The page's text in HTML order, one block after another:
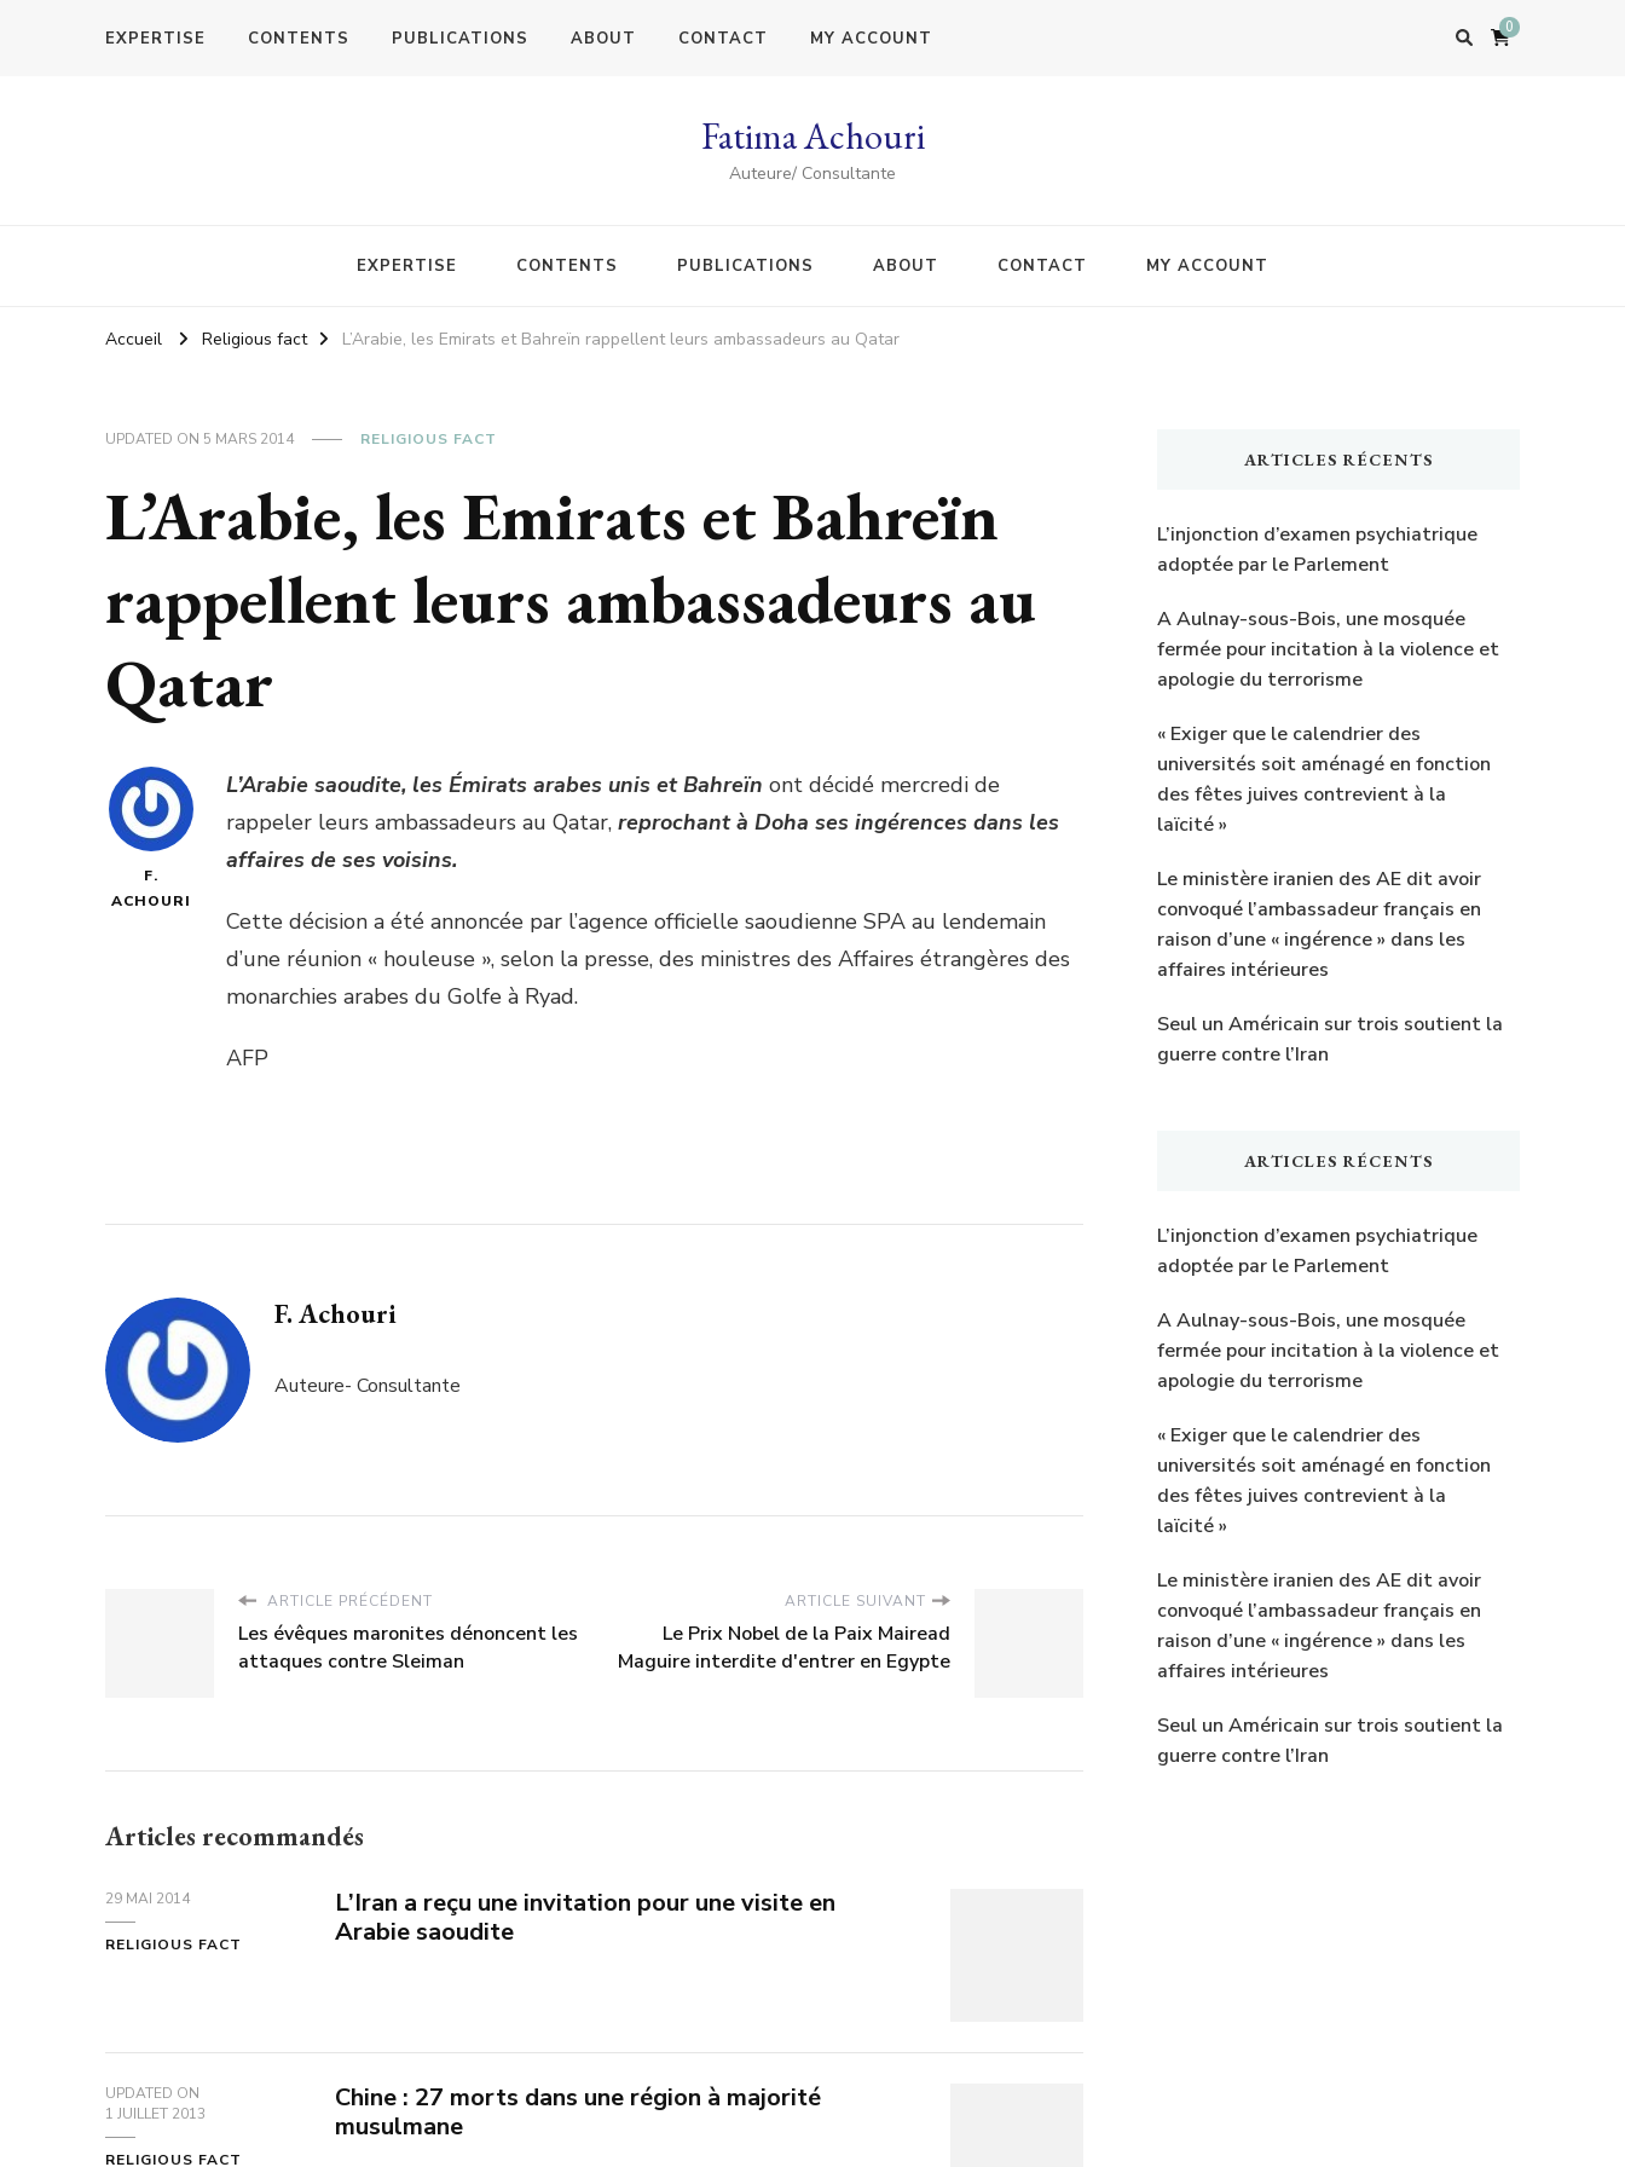
EXPERTISE CONTENTS PUBLICATIONS ABOUT CONTACT MY ACCOUNT
0
Fatima Achouri
Auteure/ Consultante
EXPERTISE CONTENTS PUBLICATIONS ABOUT CONTACT MY ACCOUNT
Accueil Religious fact L’Arabie, les Emirats et Bahreïn rappellent leurs ambassadeurs au Qatar
UPDATED ON 5 MARS 2014 RELIGIOUS FACT
L’Arabie, les Emirats et Bahreïn
rappellent leurs ambassadeurs au
Qatar
F.
ACHOURI
L’Arabie saoudite, les Émirats arabes unis et Bahreïn ont décidé mercredi de
rappeler leurs ambassadeurs au Qatar, reprochant à Doha ses ingérences dans les
affaires de ses voisins.
Cette décision a été annoncée par l’agence officielle saoudienne SPA au lendemain
d’une réunion « houleuse », selon la presse, des ministres des Affaires étrangères des
monarchies arabes du Golfe à Ryad.
AFP
F. Achouri
Auteure- Consultante
ARTICLE PRÉCÉDENT
Les évêques maronites dénoncent les
attaques contre Sleiman
ARTICLE SUIVANT
Le Prix Nobel de la Paix Mairead
Maguire interdite d'entrer en Egypte
Articles recommandés
29 MAI 2014
RELIGIOUS FACT
L’Iran a reçu une invitation pour une visite en
Arabie saoudite
UPDATED ON
1 JUILLET 2013
RELIGIOUS FACT
Chine : 27 morts dans une région à majorité
musulmane
ARTICLES RÉCENTS
L’injonction d’examen psychiatrique
adoptée par le Parlement
A Aulnay-sous-Bois, une mosquée
fermée pour incitation à la violence et
apologie du terrorisme
« Exiger que le calendrier des
universités soit aménagé en fonction
des fêtes juives contrevient à la
laïcité »
Le ministère iranien des AE dit avoir
convoqué l’ambassadeur français en
raison d’une « ingérence » dans les
affaires intérieures
Seul un Américain sur trois soutient la
guerre contre l’Iran
ARTICLES RÉCENTS
L’injonction d’examen psychiatrique
adoptée par le Parlement
A Aulnay-sous-Bois, une mosquée
fermée pour incitation à la violence et
apologie du terrorisme
« Exiger que le calendrier des
universités soit aménagé en fonction
des fêtes juives contrevient à la
laïcité »
Le ministère iranien des AE dit avoir
convoqué l’ambassadeur français en
raison d’une « ingérence » dans les
affaires intérieures
Seul un Américain sur trois soutient la
guerre contre l’Iran